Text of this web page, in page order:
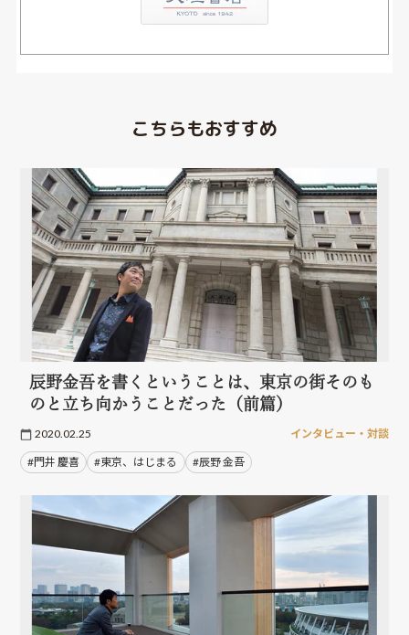
こちらもおすすめ
辰野金吾を書くということは、東京の街そのも
のと立ち向かうことだった（前篇）
2020.02.25 インタビュー・対談
#門井 慶喜 #東京、はじまる #辰野 金吾